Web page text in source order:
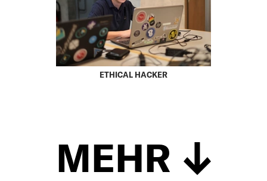
ETHICAL HACKER
MEHR